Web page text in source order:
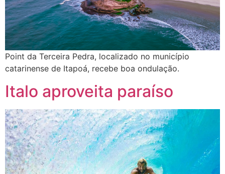
Point da Terceira Pedra, localizado no município
catarinense de Itapoá, recebe boa ondulação.
Italo aproveita paraíso